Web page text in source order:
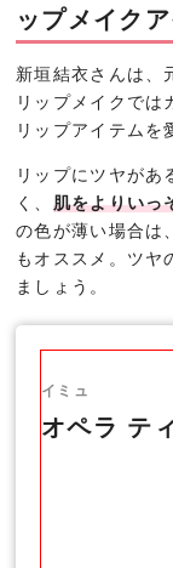
ップメイク
新垣結衣さんは、
リップメイクでは
リップアイテムを
リップにツヤがあ
く、 肌をよりいっ
の色が薄い場合は
もオススメ。ツヤ
ましょう。
イミュ
オペラ テ